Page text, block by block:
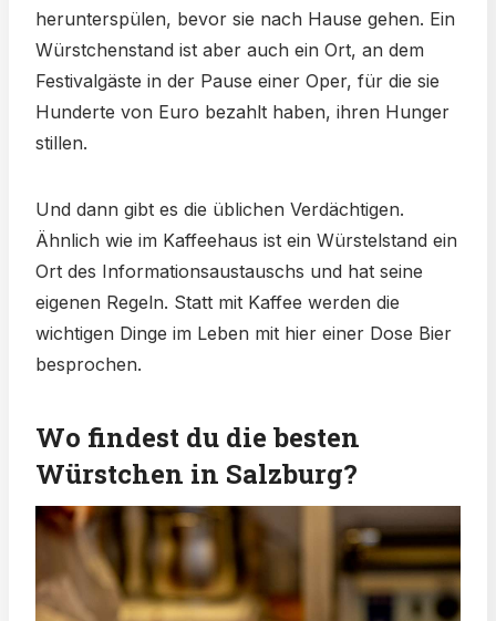
herunterspülen, bevor sie nach Hause gehen. Ein
Würstchenstand ist aber auch ein Ort, an dem
Festivalgäste in der Pause einer Oper, für die sie
Hunderte von Euro bezahlt haben, ihren Hunger
stillen.
Und dann gibt es die üblichen Verdächtigen.
Ähnlich wie im Kaffeehaus ist ein Würstelstand ein
Ort des Informationsaustauschs und hat seine
eigenen Regeln. Statt mit Kaffee werden die
wichtigen Dinge im Leben mit hier einer Dose Bier
besprochen.
Wo findest du die besten
Würstchen in Salzburg?